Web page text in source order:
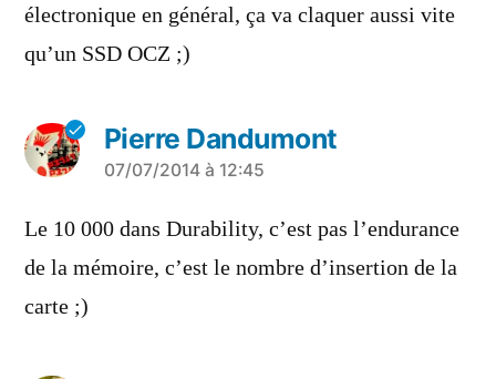
électronique en général, ça va claquer aussi vite
qu’un SSD OCZ ;)
Pierre Dandumont
a
dit :
07/07/2014 à 12:45
Le 10 000 dans Durability, c’est pas l’endurance
de la mémoire, c’est le nombre d’insertion de la
carte ;)